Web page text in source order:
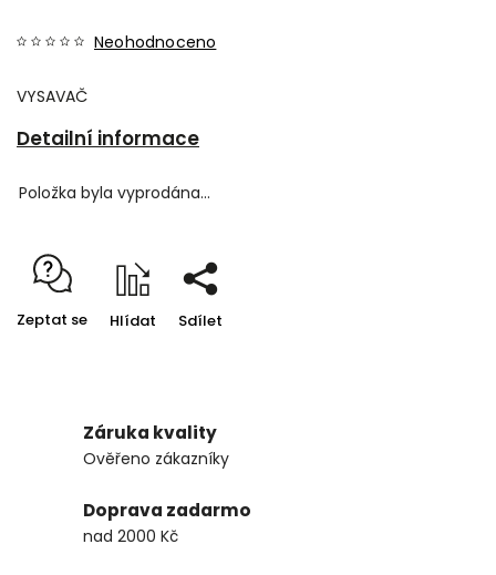
Neohodnoceno
VYSAVAČ
Detailní informace
Položka byla vyprodána…
Zeptat se Hlídat Sdílet
Záruka kvality
Ověřeno zákazníky
Doprava zadarmo
nad 2000 Kč